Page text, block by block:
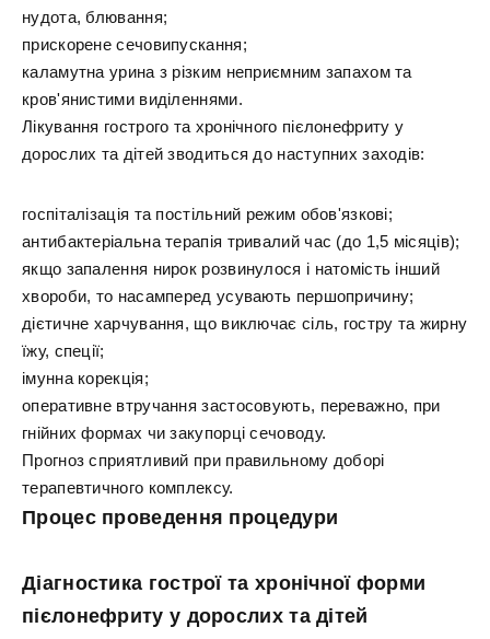
нудота, блювання;
прискорене сечовипускання;
каламутна урина з різким неприємним запахом та
кров'янистими виділеннями.
Лікування гострого та хронічного пієлонефриту у
дорослих та дітей зводиться до наступних заходів:
госпіталізація та постільний режим обов'язкові;
антибактеріальна терапія тривалий час (до 1,5 місяців);
якщо запалення нирок розвинулося і натомість інший
хвороби, то насамперед усувають першопричину;
дієтичне харчування, що виключає сіль, гостру та жирну
їжу, спеції;
імунна корекція;
оперативне втручання застосовують, переважно, при
гнійних формах чи закупорці сечоводу.
Прогноз сприятливий при правильному доборі
терапевтичного комплексу.
Процес проведення процедури
Діагностика гострої та хронічної форми
пієлонефриту у дорослих та дітей